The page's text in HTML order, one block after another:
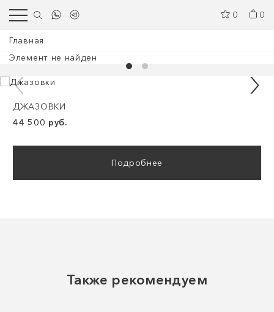
0 0
Главная
Элемент не найден
ДЖАЗОВКИ
44 500 руб.
Подробнее
Также рекомендуем